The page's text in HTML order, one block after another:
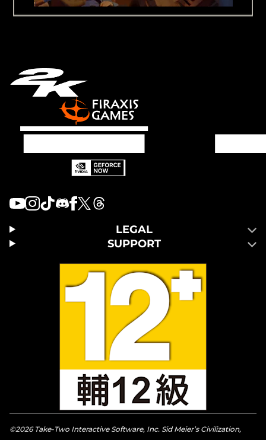
LEGAL
SUPPORT
©2026 Take-Two Interactive Software, Inc. Sid Meier’s Civilization,